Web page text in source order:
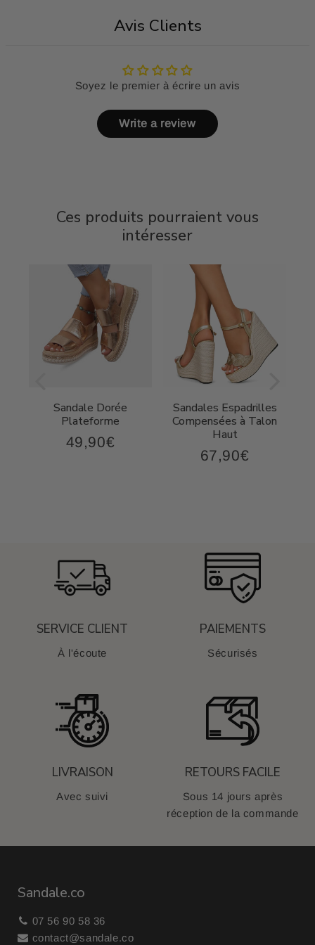
Avis Clients
Soyez le premier à écrire un avis
Write a review
Ces produits pourraient vous
intéresser
Sandale Dorée
Plateforme
Prix
49,90€
Sandales Espadrilles
Compensées à Talon
Haut
Prix
67,90€
SERVICE CLIENT
À l'écoute
PAIEMENTS
Sécurisés
LIVRAISON
Avec suivi
RETOURS FACILE
Sous 14 jours après
réception de la commande
Sandale.co
07 56 90 58 36
contact@sandale.co